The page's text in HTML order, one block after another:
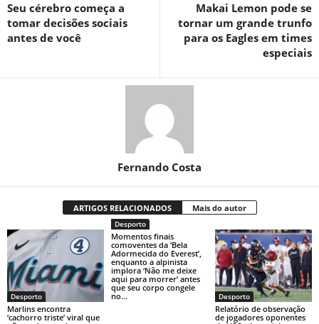
Seu cérebro começa a
tomar decisões sociais
antes de você
Makai Lemon pode se
tornar um grande trunfo
para os Eagles em times
especiais
Fernando Costa
ARTIGOS RELACIONADOS Mais do autor
Desporto
Marlins encontra
‘cachorro triste’ viral que
Desporto
Momentos finais
comoventes da ‘Bela
Adormecida do Everest’,
enquanto a alpinista
implora ‘Não me deixe
aqui para morrer’ antes
que seu corpo congele
no...
Desporto
Relatório de observação
de jogadores oponentes